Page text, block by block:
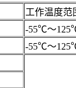
工作温度范
-55℃～
-55℃～